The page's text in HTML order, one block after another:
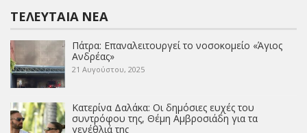
ΤΕΛΕΥΤΑΊΑ ΝΈΑ
Πάτρα: Επαναλειτουργεί το νοσοκομείο «Άγιος
Ανδρέας»
21 Αυγούστου, 2025
Κατερίνα Δαλάκα: Οι δημόσιες ευχές του
συντρόφου της, Θέμη Αμβροσιάδη για τα
γενέθλιά της